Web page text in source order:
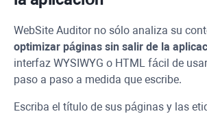
WebSite Auditorno sólo analiza su
optimizar páginas sin salir de la
interfaz WYSIWYG o HTML fácil de
paso a paso a medida que escribe.
Escriba el título de sus páginas y las